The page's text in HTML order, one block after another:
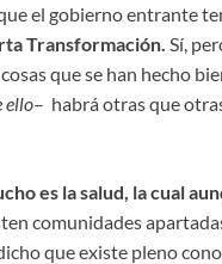
el gobierno entrante
Transformación. Sí,
que se han hecho
ello– habrá otras que
es la salud, la cual
comunidades
dicho que existe pleno